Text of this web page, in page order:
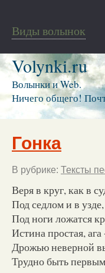
Виды волынок
Volynki.ru
Волынки и Web.
Ничего общего!
Гонка
В рубрике: Тексты
Веря в круг, как в
Под седлом и в
Под ноги ложатся
Истина простая,
Дрожью неверной
Трудно быть первым